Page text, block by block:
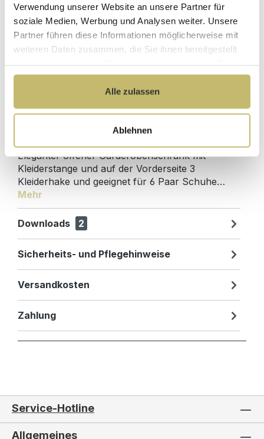
Verwendung unserer Website an unsere Partner für
soziale Medien, Werbung und Analysen weiter. Unsere
Partner führen diese Informationen möglicherweise mit
weiteren Daten zusammen, die Sie ihnen bereitgestellt
gesammelt haben.
Alle zulassen
Ablehnen
Bewertung
Lieferung
Designed in
Germany
1 Monat risikofreies
Rückgaberecht
Produktdetails
Eleganter offener Garderobenschrank mit
Kleiderstange und auf der Vorderseite 3
Kleiderhake und geeignet für 6 Paar Schuhe…
Mehr
Downloads 2
Sicherheits- und Pflegehinweise
Versandkosten
Zahlung
Service-Hotline
Allgemeines